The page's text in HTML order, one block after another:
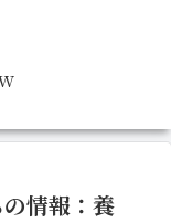
情報：養